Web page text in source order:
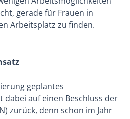
gerade für Frauen in
Arbeitsplatz zu finden.
geplantes
dabei auf einen Beschluss der
zurück, denn schon im Jahr